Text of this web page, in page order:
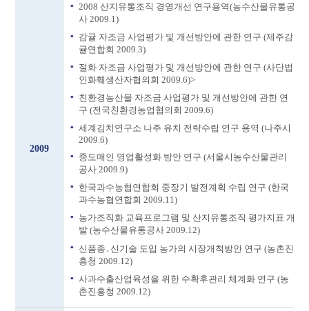
2009
2008 산지유통조직 경영개선 연구용역(농수산물유통공
사 2009.1)
감귤 자조금 사업평가 및 개선방안에 관한 연구 (제주감
귤연합회 2009.3)
절화 자조금 사업평가 및 개선방안에 관한 연구 (사단법
인화훼생산자협의회 2009.6)>
친환경농산물 자조금 사업평가 및 개선방안에 관한 연
구 (전국친환경농업협의회 2009.6)
세계김치연구소 나주 유치 전략수립 연구 용역 (나주시
2009.6)
중도매인 영업활성화 방안 연구 (서울시농수산물관리
공사 2009.9)
한국과수농협연합회 중장기 발전계획 수립 연구 (한국
과수농협연합회 2009.11)
농가조직화 교육프로그램 및 산지유통조직 평가지표 개
발 (농수산물유통공사 2009.12)
신품종․신기술 도입 농가의 시장개척방안 연구 (농촌진
흥청 2009.12)
사과수출산업육성을 위한 수확후관리 체계화 연구 (농
촌진흥청 2009.12)